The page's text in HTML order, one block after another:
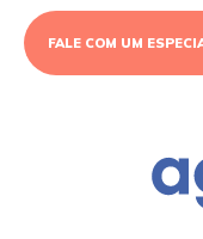
FALE COM UM